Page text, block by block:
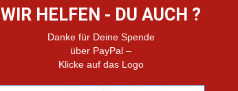
WIR HELFEN - DU AUCH ?
Danke für Deine Spende
über PayPal –
Klicke auf das Logo